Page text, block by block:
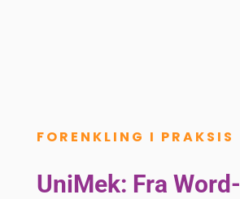
FORENKLING I PRAKSIS
UniMek: Fra Word-